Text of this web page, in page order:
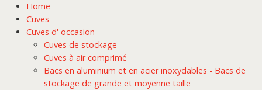
Home
Cuves
Cuves d' occasion
Cuves de stockage
Cuves à air comprimé
Bacs en aluminium et en acier inoxydables - Bacs de
stockage de grande et moyenne taille